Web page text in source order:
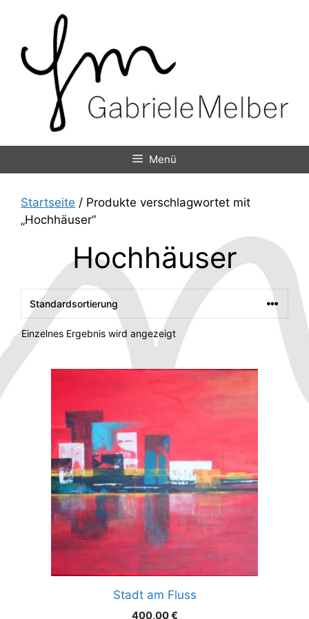
Menü
Startseite / Produkte verschlagwortet mit
„Hochhäuser“
Hochhäuser
Einzelnes Ergebnis wird angezeigt
Stadt am Fluss
400,00€